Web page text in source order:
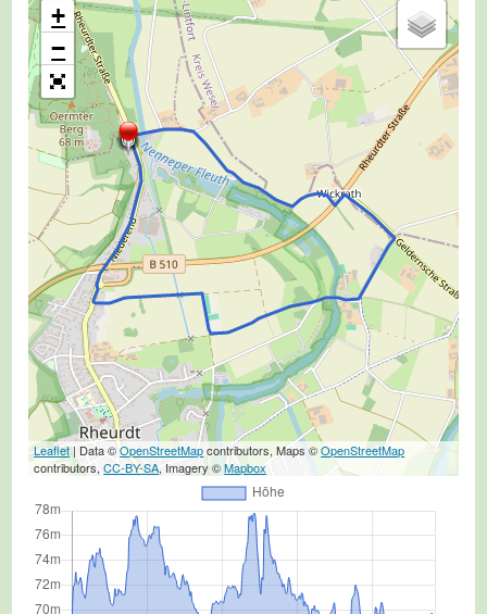
+
−
Leaflet| Data ©OpenStreetMapcontributors, Maps ©OpenStreetMap
contributors,CC-BY-SA, Imagery ©Mapbox